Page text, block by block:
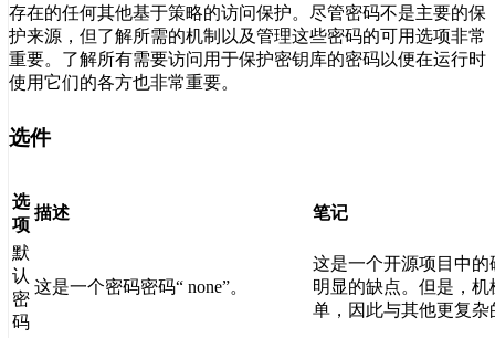
存在的任何其他基于策略的访问保护。尽管密码不是主要的保
护来源，但了解所需的机制以及管理这些密码的可用选项非常
重要。了解所有需要访问用于保护密钥库的密码以便在运行时
使用它们的各方也非常重要。
选件
选
项
描述 笔记
默
认
密
码
这是一个密码密码“ none”。
这是一个开源项目中
明显的缺点。但是，
单，因此与其他更复